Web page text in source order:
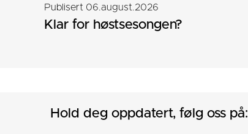
Publisert 06.august.2026
Klar for høstsesongen?
Hold deg oppdatert, følg oss på: